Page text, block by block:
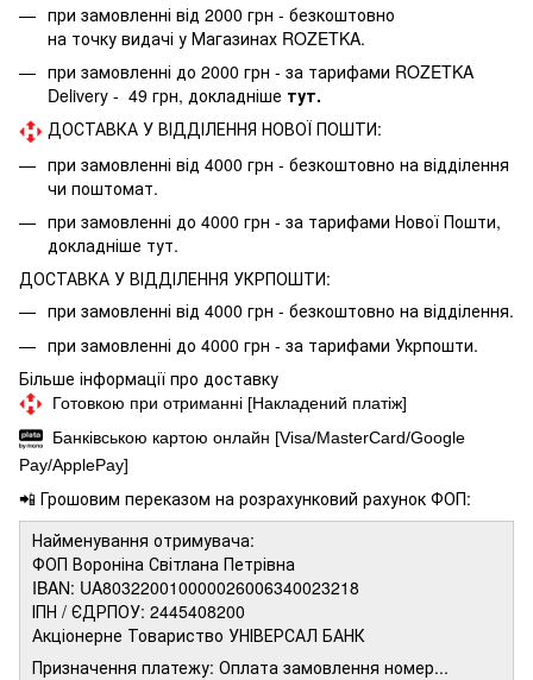
при замовленні від 2000 грн - безкоштовно
на точку видачі у Магазинах ROZETKA.
при замовленні до 2000 грн - за тарифами ROZETKA
Delivery - 49 грн, докладніше тут.
ДОСТАВКА У ВІДДІЛЕННЯ НОВОЇ ПОШТИ:
при замовленні від 4000 грн - безкоштовно на відділення
чи поштомат.
при замовленні до 4000 грн - за тарифами Нової Пошти,
докладніше тут.
ДОСТАВКА У ВІДДІЛЕННЯ УКРПОШТИ:
при замовленні від 4000 грн - безкоштовно на відділення.
при замовленні до 4000 грн - за тарифами Укрпошти.
Більше інформації про доставку
Готовкою при отриманні [Накладений платіж]
Банківською картою онлайн [Visa/MasterCard/Google
Pay/ApplePay]
📲 Грошовим переказом на розрахунковий рахунок ФОП:
Найменування отримувача:
ФОП Вороніна Світлана Петрівна
IBAN: UA803220010000026006340023218
ІПН / ЄДРПОУ: 2445408200
Акціонерне Товариство УНІВЕРСАЛ БАНК
Призначення платежу: Оплата замовлення номер...